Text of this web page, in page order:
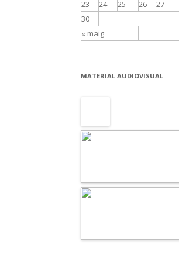
« maig
23
24 25 26 27
30
MATERIAL AUDIOVISUAL